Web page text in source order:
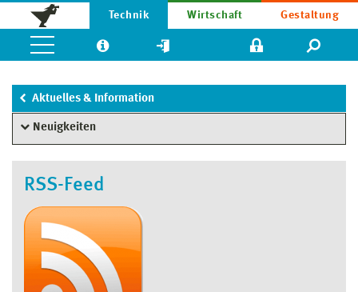
Technik Wirtschaft Gestaltung
Aktuelles & Information
Neuigkeiten
RSS-Feed